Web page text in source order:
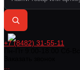
+7 (8482) 31-55-11